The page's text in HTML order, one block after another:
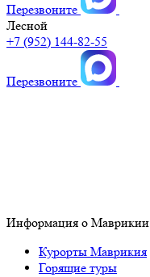
Перезвоните
Лесной
+7 (952) 144-82-55
Перезвоните
Информация о Маврикии
Курорты Маврикия
Горящие туры